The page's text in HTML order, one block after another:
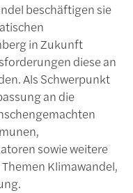
beschäftigen sie
in Zukunft
diese an
Als Schwerpunkt
an die
sowie weitere
Klimawandel,